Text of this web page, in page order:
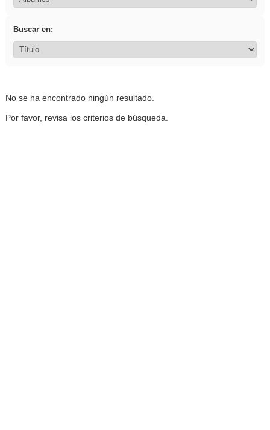
Buscar en:
No se ha encontrado ningún resultado.
Por favor, revisa los criterios de búsqueda.